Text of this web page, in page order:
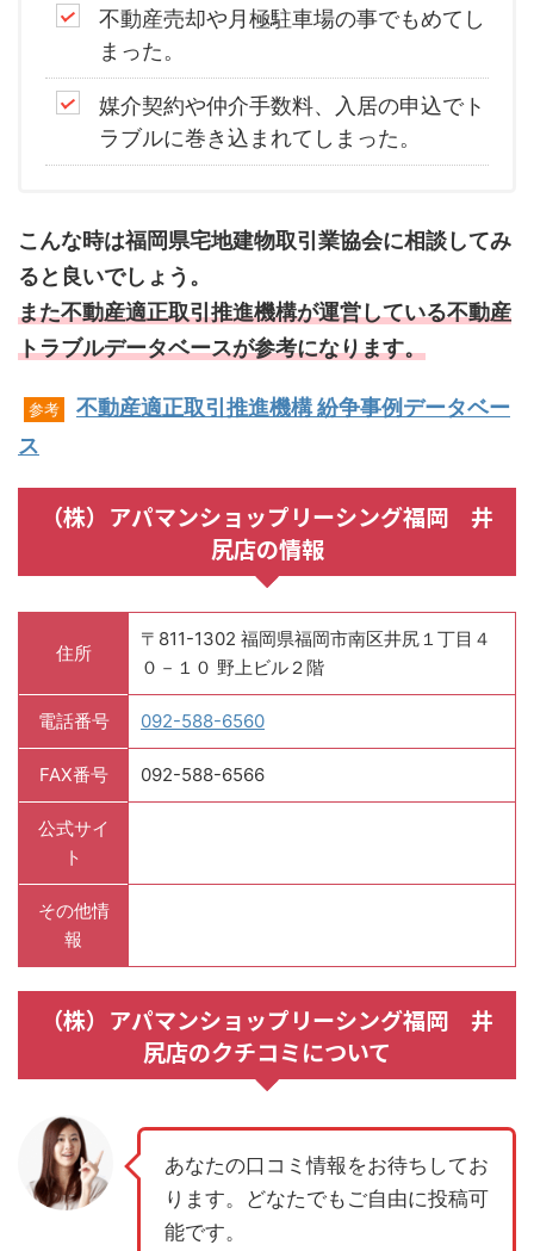
不動産売却や月極駐車場の事でもめてし
まった。
媒介契約や仲介手数料、入居の申込でト
ラブルに巻き込まれてしまった。
こんな時は福岡県宅地建物取引業協会に相談してみ
ると良いでしょう。
また不動産適正取引推進機構が運営している不動産
トラブルデータベースが参考になります。
参考
不動産適正取引推進機構 紛争事例データベー
ス
（株）アパマンショップリーシング福岡 井
尻店の情報
住所
〒811-1302 福岡県福岡市南区井尻１丁目４
０－１０ 野上ビル２階
電話番号 092-588-6560
FAX番号 092-588-6566
公式サイ
ト
その他情
報
（株）アパマンショップリーシング福岡 井
尻店のクチコミについて
あなたの口コミ情報をお待ちしてお
ります。どなたでもご自由に投稿可
能です。